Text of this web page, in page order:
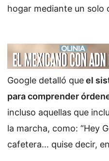
hogar mediante un solo
Google detalló queel
para comprender
incluso aquellas que
la marcha, como: “Hey
cafetera… quise decir,